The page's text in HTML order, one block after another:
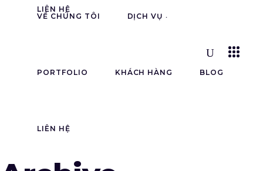
VỀ CHÚNG TÔI DỊCH VỤ
PORTFOLIO KHÁCH HÀNG BLOG
LIÊN HỆ
LIÊN HỆ